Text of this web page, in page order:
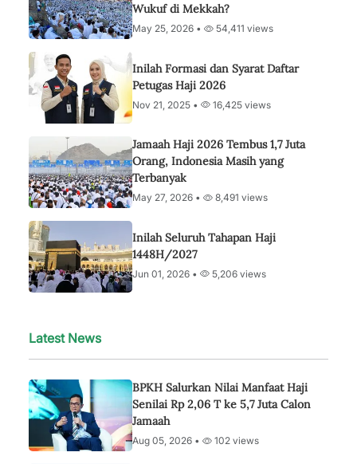
Wukuf di Mekkah?
May 25, 2026 • 54,411 views
Inilah Formasi dan Syarat Daftar
Petugas Haji 2026
Nov 21, 2025 • 16,425 views
Jamaah Haji 2026 Tembus 1,7 Juta
Orang, Indonesia Masih yang
Terbanyak
May 27, 2026 • 8,491 views
Inilah Seluruh Tahapan Haji
1448H/2027
Jun 01, 2026 • 5,206 views
Latest News
BPKH Salurkan Nilai Manfaat Haji
Senilai Rp 2,06 T ke 5,7 Juta Calon
Jamaah
Aug 05, 2026 • 102 views